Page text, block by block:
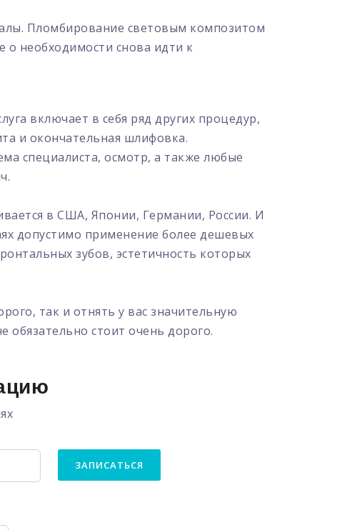
Пломбирование световым композитом
о необходимости снова идти к
включает в себя ряд других процедур,
и окончательная шлифовка.
специалиста, осмотр, а также любые
в США, Японии, Германии, России. И
допустимо применение более дешевых
зубов, эстетичность которых
так и отнять у вас значительную
обязательно стоит очень дорого.
ЗАПИСАТЬСЯ